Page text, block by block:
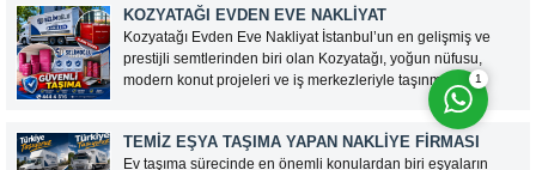
planlaması gerektirir. Dar sokaklar, apartman içi...
KOZYATAĞI EVDEN EVE NAKLIYAT
Kozyatağı Evden Eve Nakliyat İstanbul’un en gelişmiş ve
prestijli semtlerinden biri olan Kozyatağı, yoğun nüfusu,
modern konut projeleri ve iş merkezleriyle taşınma
hizmetlerine sıkça ihtiyaç duyulan bölgeler arasında yer
almaktadır. Kozyatağı evden eve nakliyat hizmetleri, bireysel
ve kurumsal müşterilerin taşınma...
TEMIZ EŞYA TAŞIMA YAPAN NAKLIYE FIRMASI
Ev taşıma sürecinde en önemli konulardan biri eşyaların
1